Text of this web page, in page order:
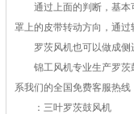
通过上面的判断，基本
罩上的皮带转动方向，通过
罗茨风机也可以做成侧进
锦工风机专业生产罗茨
系我们的全国免费客服热线
：三叶罗茨鼓风机